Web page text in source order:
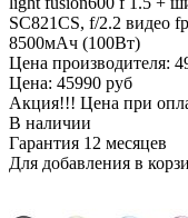
SC821CS, f/2.2 видео
8500мАч (100Вт)
Цена производителя:
Цена: 45990 руб
Акция!!! Цена при
В наличии
Гарантия 12 месяцев
Для добавления в